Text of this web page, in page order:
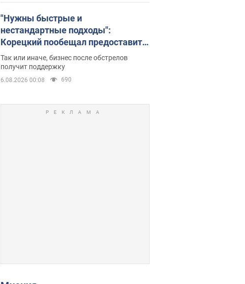
"Нужны быстрые и
нестандартные подходы":
Корецкий пообещал предоставить
бизнесу приоритетный доступ к
имеющимся складским
помещениям
Так или иначе, бизнес после обстрелов
получит поддержку
6.08.2026 00:08 690